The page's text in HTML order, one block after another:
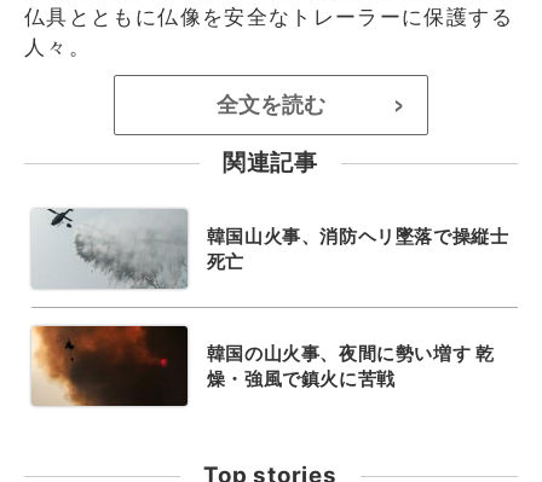
仏具とともに仏像を安全なトレーラーに保護する
人々。
全文を読む >
関連記事
韓国山火事、消防ヘリ墜落で操縦士
死亡
韓国の山火事、夜間に勢い増す 乾
燥・強風で鎮火に苦戦
Top stories